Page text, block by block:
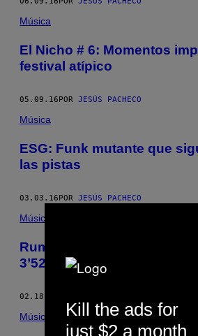
Música
El Nicho # 6: Momentos
festival atípico
05.09.16POR JESÚS PACHECO
Música
ESG: Funk mutante que
las pistas
03.03.16POR JESÚS PACHECO
Música
Rumpistol: emoción raver
3’52’’
02.18.16
Música
Kill the ads for
just $2 a month